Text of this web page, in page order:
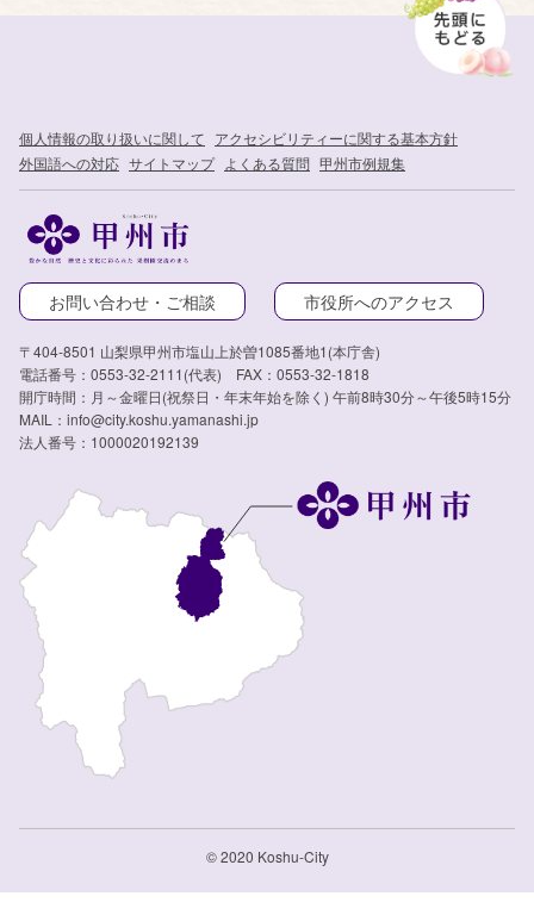
個人情報の取り扱いに関して アクセシビリティーに関する基本方針
外国語への対応 サイトマップ よくある質問 甲州市例規集
お問い合わせ・ご相談 市役所へのアクセス
〒404-8501 山梨県甲州市塩山上於曽1085番地1(本庁舎)
電話番号：0553-32-2111(代表) FAX：0553-32-1818
開庁時間：月～金曜日(祝祭日・年末年始を除く) 午前8時30分～午後5時15分
MAIL：info@city.koshu.yamanashi.jp
法人番号：1000020192139
© 2020 Koshu-City